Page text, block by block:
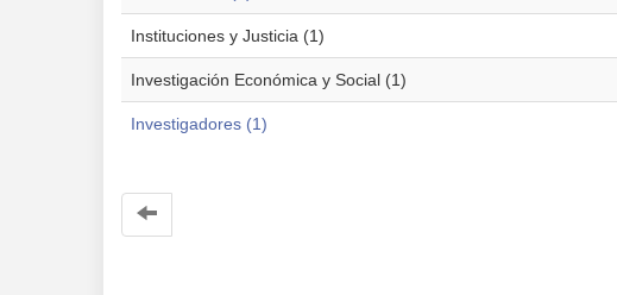
Instituciones y Justicia (1)
Investigación Económica y Social (1)
Investigadores (1)